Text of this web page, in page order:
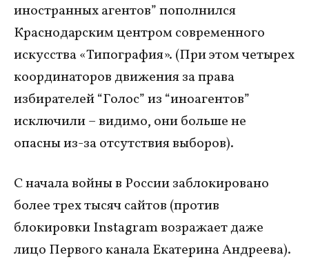
иностранных агентов” пополнился
Краснодарским центром современного
искусства «Типография». (При этом четырех
координаторов движения за права
избирателей “Голос” из “иноагентов”
исключили – видимо, они больше не
опасны из-за отсутствия выборов).
С начала войны в России заблокировано
более трех тысяч сайтов (против
блокировки Instagram возражает даже
лицо Первого канала Екатерина Андреева).